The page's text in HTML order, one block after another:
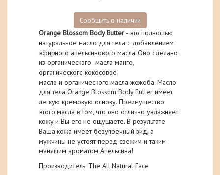
Сообщить о наличии
Orange Blossom Body Butter - это полностью
натуральное масло для тела с добавлением
эфирного апельсинового масла. Оно сделано
из органического масла манго
органического кокосовое
масло и органического масла жожоба. Масло
для тела Orange Blossom Body Butter имеет
легкую кремовую основу. Преимущество
этого масла в том, что оно отлично увлажняет
кожу и Вы его не ощущаете. В результате
Ваша кожа имеет безупречный вид, а
мужчины не устоят перед свежим и таким
манящим ароматом Апельсина!
Производитель: The All Natural Face